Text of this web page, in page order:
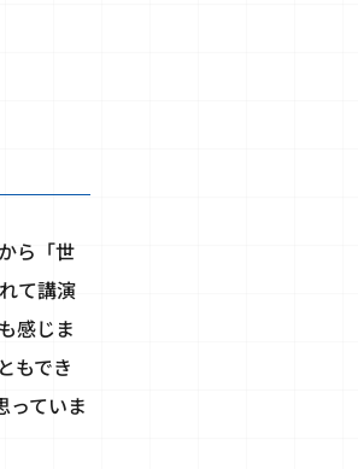
ら「世
て講演
感じま
もでき
っていま